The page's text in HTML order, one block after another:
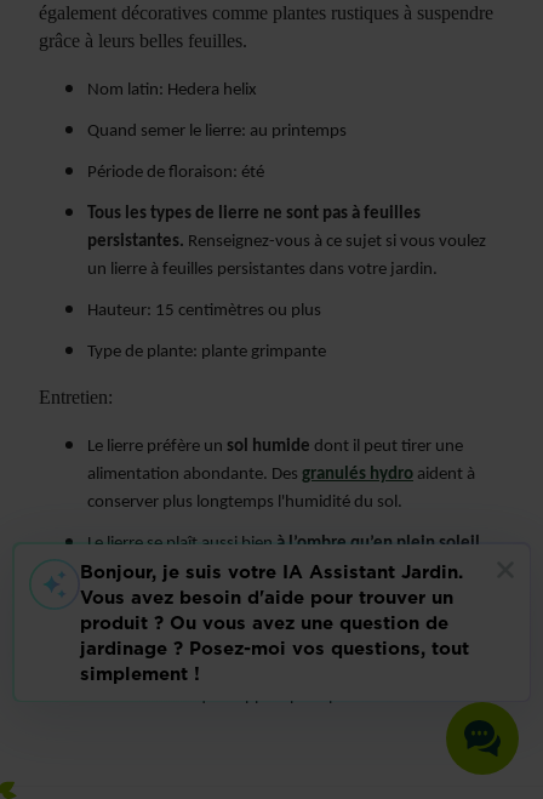
également décoratives comme plantes rustiques à suspendre
grâce à leurs belles feuilles.
Nom latin: Hedera helix
Quand semer le lierre: au printemps
Période de floraison: été
Tous les types de lierre ne sont pas à feuilles
persistantes. Renseignez-vous à ce sujet si vous voulez
un lierre à feuilles persistantes dans votre jardin.
Hauteur: 15 centimètres ou plus
Type de plante: plante grimpante
Entretien:
Le lierre préfère un sol humide dont il peut tirer une
alimentation abondante. Des granulés hydro aident à
conserver plus longtemps l'humidité du sol.
Le lierre se plaît aussi bien à l’ombre qu’en plein soleil,
mais la lumière du soleil entraîne une décoloration des
feuilles.
Un lierre doit être taillé à temps
, car cette plante pousse
vers la lumière via les arbres et autres supports et utilisera